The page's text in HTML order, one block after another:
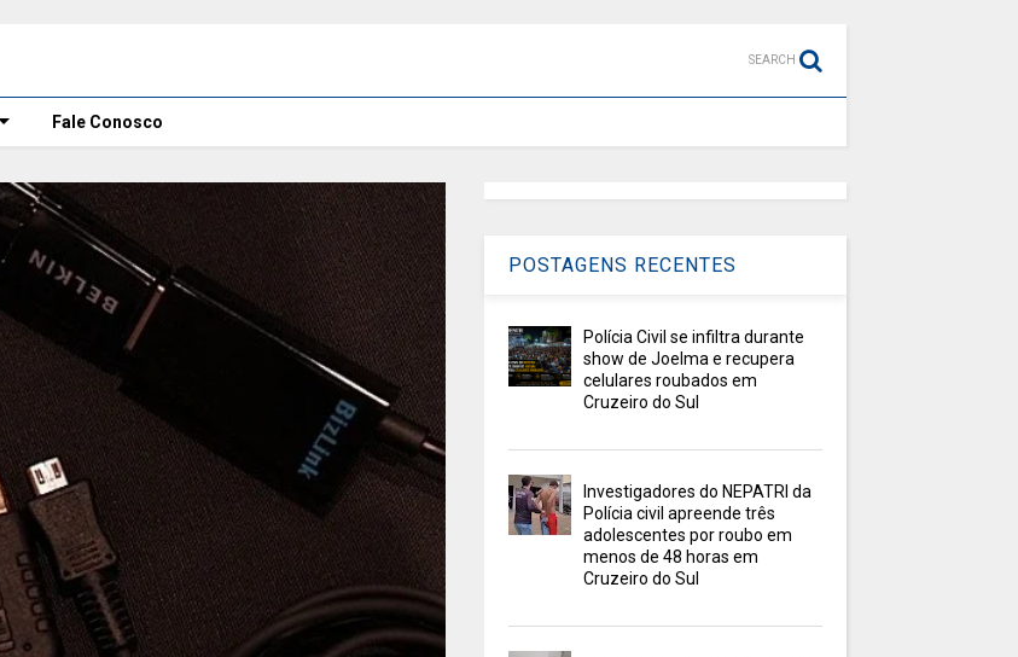
SEARCH
Fale Conosco
POSTAGENS RECENTES
Polícia Civil se infiltra durante
show de Joelma e recupera
celulares roubados em
Cruzeiro do Sul
Investigadores do NEPATRI da
Polícia civil apreende três
adolescentes por roubo em
menos de 48 horas em
Cruzeiro do Sul